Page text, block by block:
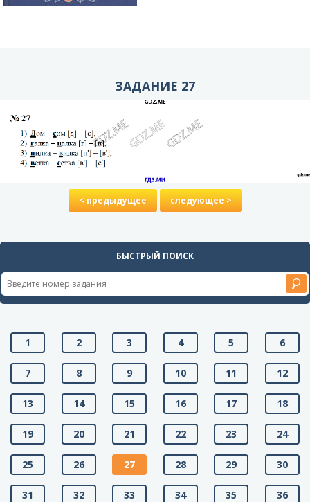
ЗАДАНИЕ 27
< предыдущее следующее >
БЫСТРЫЙ ПОИСК
1 2 3 4 5 6
7 8 9 10 11 12
13 14 15 16 17 18
19 20 21 22 23 24
25 26 27 28 29 30
31 32 33 34 35 36